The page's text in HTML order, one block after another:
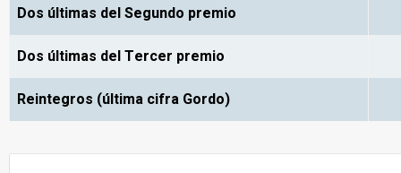
Dos últimas del Segundo premio
Dos últimas del Tercer premio
Reintegros (última cifra Gordo)